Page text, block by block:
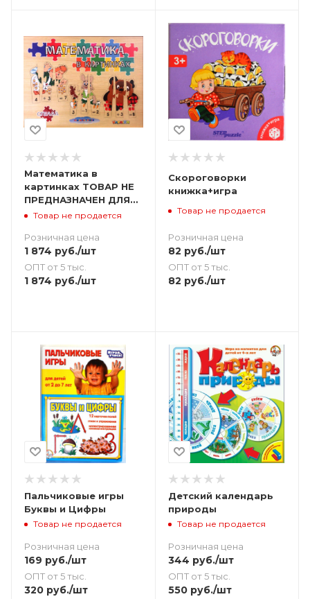
Математика в
картинках ТОВАР НЕ
ПРЕДНАЗНАЧЕН ДЛЯ
ПРОДАЖИ
Товар не продается
Розничная цена
1 874 руб./шт
ОПТ от 5 тыс.
1 874 руб./шт
Скороговорки
книжка+игра
Товар не продается
Розничная цена
82 руб./шт
ОПТ от 5 тыс.
82 руб./шт
Пальчиковые игры
Буквы и Цифры
Товар не продается
Розничная цена
169 руб./шт
ОПТ от 5 тыс.
320 руб./шт
Детский календарь
природы
Товар не продается
Розничная цена
344 руб./шт
ОПТ от 5 тыс.
550руб./шт